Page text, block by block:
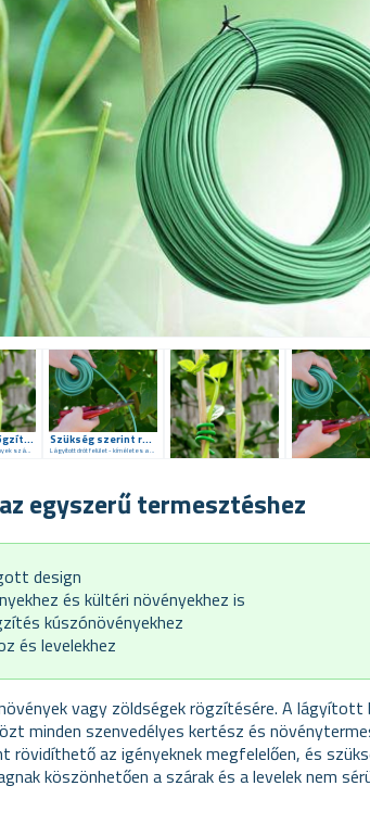
Szilárd szárrögzítés
A támaszt igénylő növények számára
Szükség szerint rövidítés
Lágyított drót felület - kíméletes a növényekhez
egyszerű termesztéshez
design
és kültéri növényekhez is
kúszónövényekhez
és levelekhez
vagy zöldségek rögzítésére. A
minden szenvedélyes kertész és
az igényeknek megfelelően, és
köszönhetően a szárak és a levelek nem